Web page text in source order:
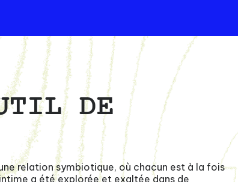
DE
relation symbiotique, où chacun est à la fois
a été explorée et exaltée dans de